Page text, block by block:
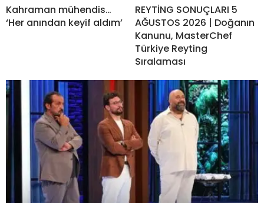
Kahraman mühendis…
‘Her anından keyif aldım’
REYTİNG SONUÇLARI 5
AĞUSTOS 2026 | Doğanın
Kanunu, MasterChef
Türkiye Reyting
Sıralaması